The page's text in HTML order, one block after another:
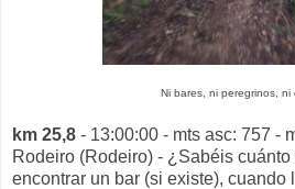
Ni bares, ni peregrinos, ni
km 25,8 - 13:00:00 - mts asc: 757 -
Rodeiro (Rodeiro) - ¿Sabéis
encontrar un bar (si existe), cuando